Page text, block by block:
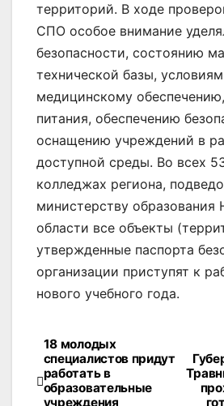
территорий. В ходе
СПО особое внимание
безопасности, состоянию
технической базы,
медицинскому
питания, обеспечению
оснащению учреждений в
доступной среды. Во всех
колледжах региона,
министерству образования
области все объекты
утвержденные паспорта
организации приступят к
нового учебного года.
Навигация
по
18 молодых
специалистов придут
работать в
образовательные
учреждения